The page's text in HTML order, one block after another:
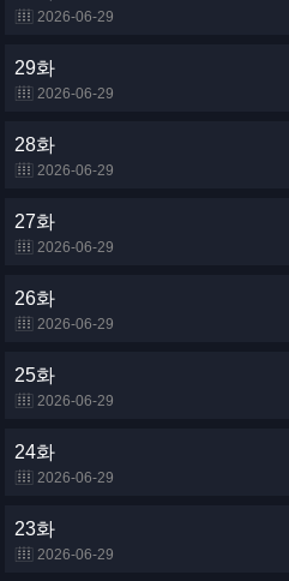
2026-06-29
29화
2026-06-29
28화
2026-06-29
27화
2026-06-29
26화
2026-06-29
25화
2026-06-29
24화
2026-06-29
23화
2026-06-29